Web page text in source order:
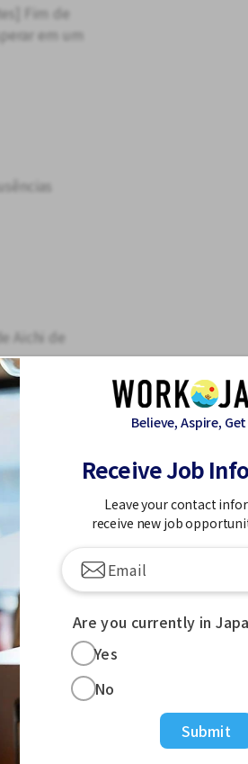
Fim de
em um
Aichi de
incluindo
e pessoal
domingos de
Week, o
o
Believe, Aspire,
Receive Job
Leave your contact
receive new job
Are you currently in
Yes
No
Submit